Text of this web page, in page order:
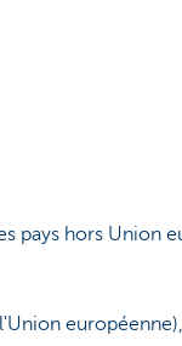
pays hors Union